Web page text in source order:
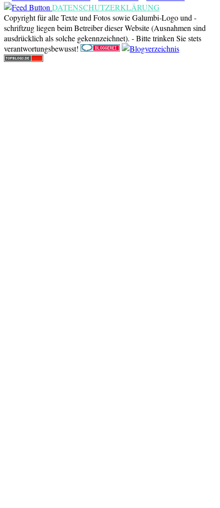
DATENSCHUTZERKLÄRUNG
Copyright für alle Texte und Fotos sowie Galumbi-Logo und -
schriftzug liegen beim Betreiber dieser Website (Ausnahmen sind
ausdrücklich als solche gekennzeichnet). - Bitte trinken Sie stets
verantwortungsbewusst!